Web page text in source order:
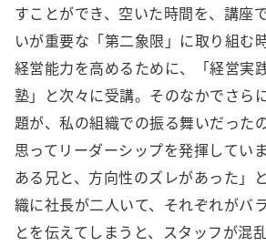
すことができ、空いた時間を、講座
いが重要な「第二象限」に取り組む
経営能力を高めるために、「経営実
塾」と次々に受講。そのなかでさら
題が、私の組織での振る舞いだった
思ってリーダーシップを発揮してい
ある兄と、方向性のズレがあった」
織に社長が二人いて、それぞれがバ
とを伝えてしまうと、スタッフが混